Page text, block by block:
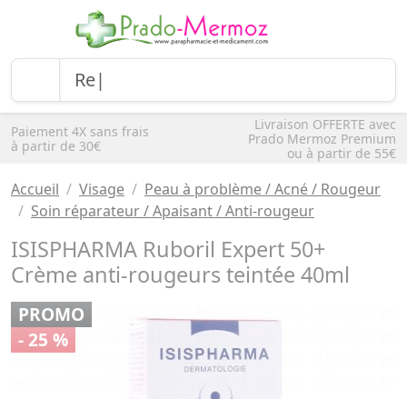
Paiement 4X sans frais
à partir de 30€
Livraison OFFERTE avec
Prado Mermoz Premium
ou à partir de 55€
Accueil Visage
Peau à problème / Acné / Rougeur
Soin réparateur / Apaisant / Anti-rougeur
ISISPHARMA Ruboril Expert 50+
Crème anti-rougeurs teintée 40ml
PROMO
- 25 %